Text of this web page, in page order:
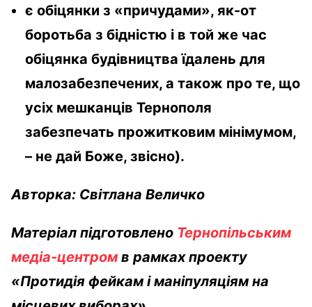
є обіцянки з «причудами», як-от
боротьба з бідністю і в той же час
обіцянка будівництва їдалень для
малозабезпечених, а також про те, що
усіх мешканців Тернополя
забезпечать прожитковим мінімумом,
– не дай Боже, звісно).
Авторка: Світлана Величко
Матеріал підготовлено Тернопільським
медіа-центром в рамках проекту
«Протидія фейкам і маніпуляціям на